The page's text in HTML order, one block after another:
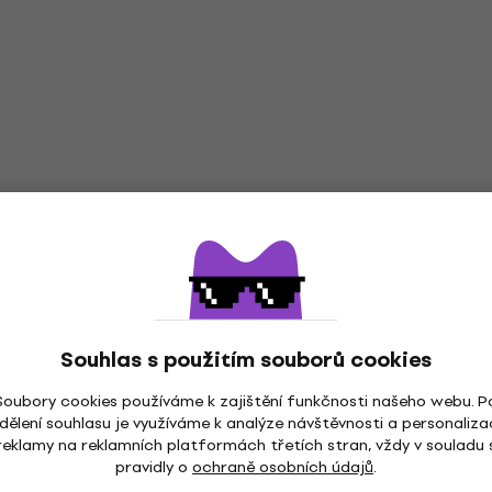
Souhlas s použitím souborů cookies
cookies používáme k zajištění funkčnosti našeho webu.
souhlasu je využíváme k analýze návštěvnosti a
na reklamních platformách třetích stran, vždy v souladu
pravidly o ochraně osobních údajů.